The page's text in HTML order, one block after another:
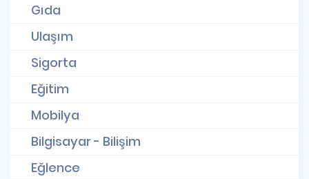
Gıda
Ulaşım
Sigorta
Eğitim
Mobilya
Bilgisayar - Bilişim
Eğlence